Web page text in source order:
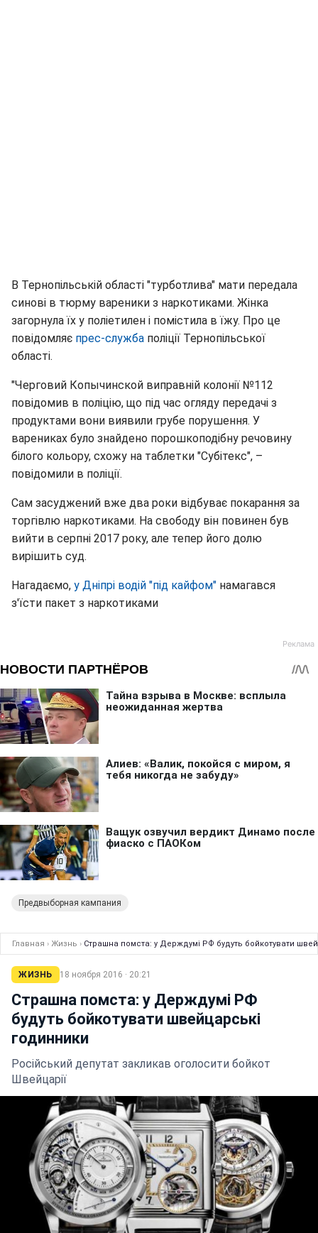
В Тернопільській області "турботлива" мати передала
синові в тюрму вареники з наркотиками. Жінка
загорнула їх у поліетилен і помістила в їжу. Про це
повідомляє прес-служба поліції Тернопільської
області.
"Черговий Копычинской виправній колонії №112
повідомив в поліцію, що під час огляду передачі з
продуктами вони виявили грубе порушення. У
варениках було знайдено порошкоподібну речовину
білого кольору, схожу на таблетки "Субітекс", –
повідомили в поліції.
Сам засуджений вже два роки відбуває покарання за
торгівлю наркотиками. На свободу він повинен був
вийти в серпні 2017 року, але тепер його долю
вирішить суд.
Нагадаємо, у Дніпрі водій "під кайфом" намагався
з'їсти пакет з наркотиками
Предвыборная кампания
Главная › Жизнь › Страшна помста: у Держдумі РФ будуть бойкотувати
ЖИЗНЬ 18 ноября 2016 · 20:21
Страшна помста: у Держдумі РФ
будуть бойкотувати швейцарські
годинники
Російський депутат закликав оголосити бойкот
Швейцарії